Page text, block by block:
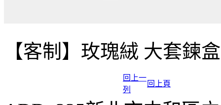
【客制】玫瑰絨 大套鍊
回上一
列
回上頁